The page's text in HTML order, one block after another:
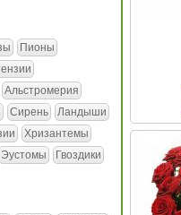
Пионы
Альстромерия
Сирень
Ландыши
Хризантемы
Эустомы
Гвоздики